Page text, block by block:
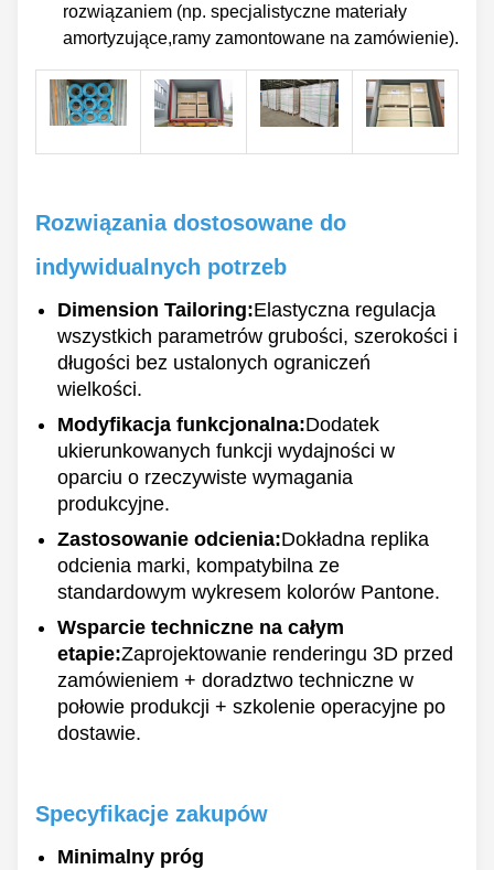
rozwiązaniem (np. specjalistyczne materiały
amortyzujące,ramy zamontowane na zamówienie).
Rozwiązania dostosowane do
indywidualnych potrzeb
Dimension Tailoring:Elastyczna regulacja
wszystkich parametrów grubości, szerokości i
długości bez ustalonych ograniczeń
wielkości.
Modyfikacja funkcjonalna:Dodatek
ukierunkowanych funkcji wydajności w
oparciu o rzeczywiste wymagania
produkcyjne.
Zastosowanie odcienia:Dokładna replika
odcienia marki, kompatybilna ze
standardowym wykresem kolorów Pantone.
Wsparcie techniczne na całym
etapie:Zaprojektowanie renderingu 3D przed
zamówieniem + doradztwo techniczne w
połowie produkcji + szkolenie operacyjne po
dostawie.
Specyfikacje zakupów
Minimalny próg